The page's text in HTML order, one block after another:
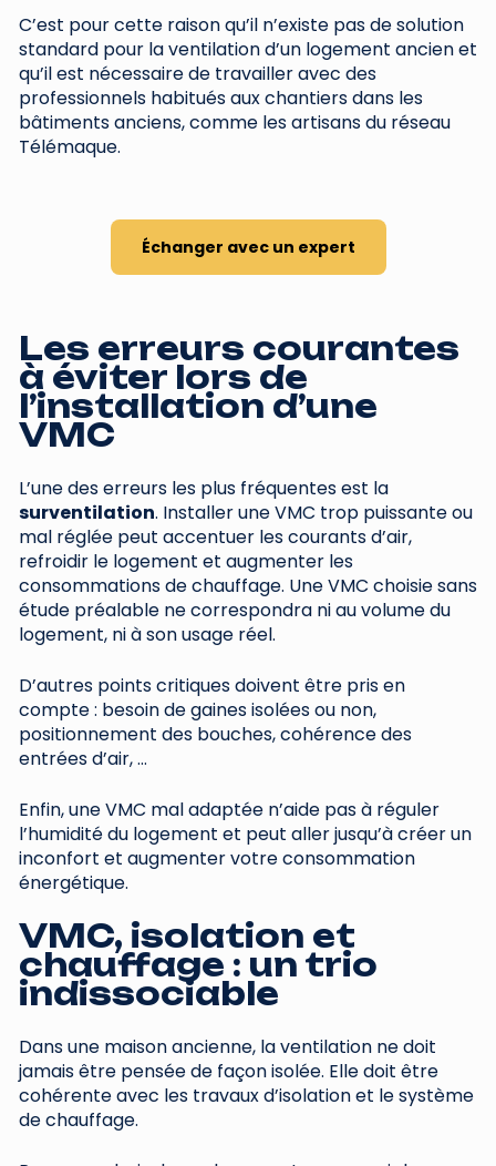
C’est pour cette raison qu’il n’existe pas de solution
standard pour la ventilation d’un logement ancien et
qu’il est nécessaire de travailler avec des
professionnels habitués aux chantiers dans les
bâtiments anciens, comme les artisans du réseau
Télémaque.
Échanger avec un expert
Les erreurs courantes
à éviter lors de
l’installation d’une
VMC
L’une des erreurs les plus fréquentes est la
surventilation. Installer une VMC trop puissante ou
mal réglée peut accentuer les courants d’air,
refroidir le logement et augmenter les
consommations de chauffage. Une VMC choisie sans
étude préalable ne correspondra ni au volume du
logement, ni à son usage réel.
D’autres points critiques doivent être pris en
compte : besoin de gaines isolées ou non,
positionnement des bouches, cohérence des
entrées d’air, …
Enfin, une VMC mal adaptée n’aide pas à réguler
l’humidité du logement et peut aller jusqu’à créer un
inconfort et augmenter votre consommation
énergétique.
VMC, isolation et
chauffage : un trio
indissociable
Dans une maison ancienne, la ventilation ne doit
jamais être pensée de façon isolée. Elle doit être
cohérente avec les travaux d’isolation et le système
de chauffage.